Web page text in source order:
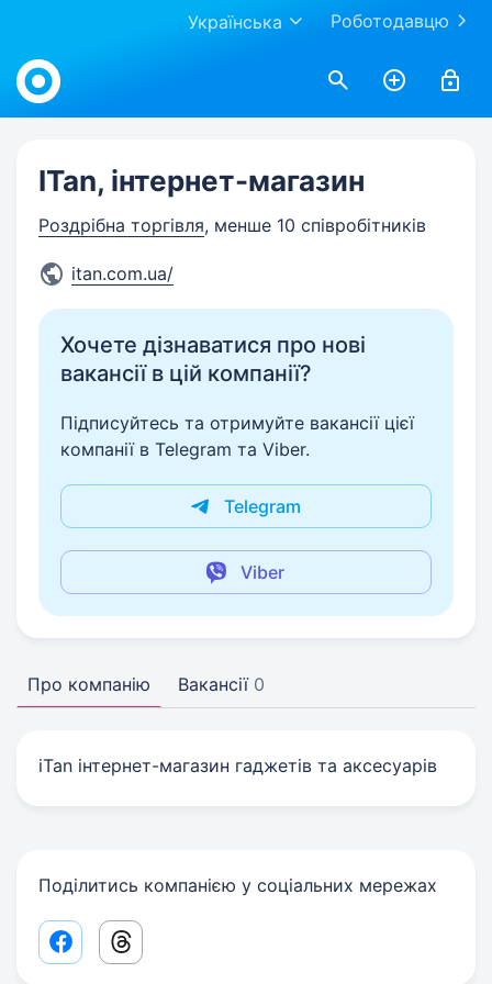
Роботодавцю
Українська
Work.ua
ITan, інтернет-магазин
Роздрібна торгівля, менше 10 співробітників
itan.com.ua/
Хочете дізнаватися про нові
вакансії в цій компанії?
Підписуйтесь та отримуйте вакансії цієї
компанії в Telegram та Viber.
Telegram
Viber
Про компанію Вакансії 0
iTan інтернет-магазин гаджетів та аксесуарів
Поділитись компанією у соціальних мережах
Facebook share link
Threads share link